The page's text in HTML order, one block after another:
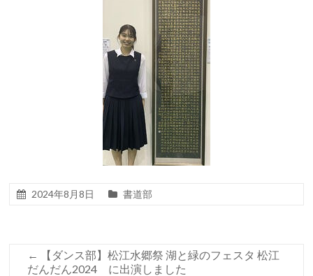
2024年8月8日 書道部
←
【ダンス部】松江水郷祭 湖と緑のフェスタ 松江
だんだん2024 に出演しました